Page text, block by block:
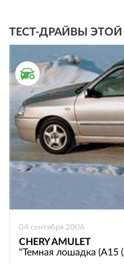
ТЕСТ-ДРАЙВЫ
ТЕСТ ДРАЙВ
04 сентября 2006
CHERY AMULET
"Темная лошадка (A15